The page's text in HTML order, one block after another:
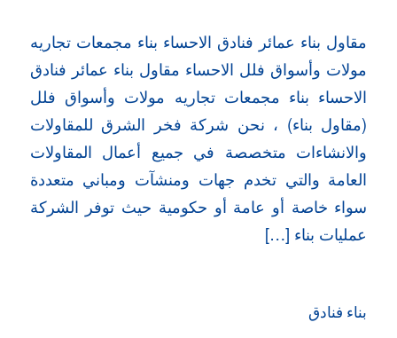
مقاول بناء عمائر فنادق الاحساء بناء مجمعات تجاريه
مولات وأسواق فلل الاحساء مقاول بناء عمائر فنادق
الاحساء بناء مجمعات تجاريه مولات وأسواق فلل
(مقاول بناء) ، نحن شركة فخر الشرق للمقاولات
والانشاءات متخصصة في جميع أعمال المقاولات
العامة والتي تخدم جهات ومنشآت ومباني متعددة
سواء خاصة أو عامة أو حكومية حيث توفر الشركة
عمليات بناء […]
بناء فنادق